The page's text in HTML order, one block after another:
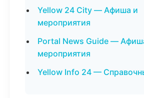
Yellow 24 City — Афиша и
мероприятия
Portal News Guide —
мероприятия
Yellow Info 24 —